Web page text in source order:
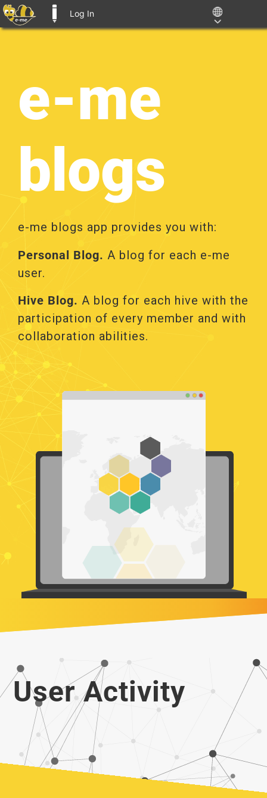
Skip
Log In
e-me
blogs
e-me blogs app provides you with:
Personal Blog. A blog for each e-me
user.
Hive Blog. Α blog for each hive with the
participation of every member and with
collaboration abilities.
User Activity